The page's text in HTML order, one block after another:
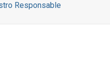
Responsable